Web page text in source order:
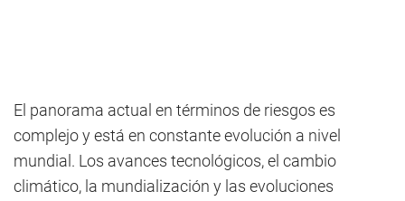
El panorama actual en términos de riesgos es
complejo y está en constante evolución a nivel
mundial. Los avances tecnológicos, el cambio
climático, la mundialización y las evoluciones